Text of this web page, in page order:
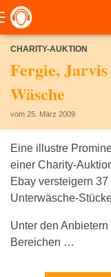
CHARITY-AUKTION
Fergie,
Wäsche
vom 25. März 2009
Eine illustre
einer Charity-
Ebay versteigern
Unterwäsche-
Unter den
Bereichen …